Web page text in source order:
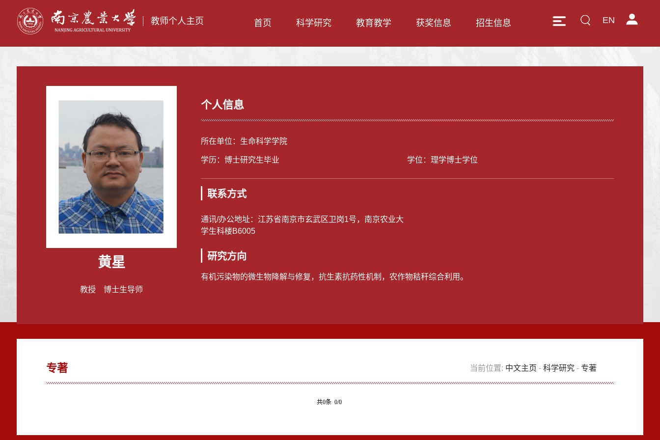
教师个人主页 EN
首页 科学研究 教育教学 获奖信息 招生信息
黄星
教授 博士生导师
个人信息
所在单位：生命科学学院
学历：博士研究生毕业 学位：理学博士学位
联系方式
通讯/办公地址： 江苏省南京市玄武区卫岗1号，南京农业大
学生科楼B6005
研究方向
有机污染物的微生物降解与修复，抗生素抗药性机制，农作物秸秆综合利用。
专著 当前位置: 中文主页 -科学研究 - 专著
共0条 0/0